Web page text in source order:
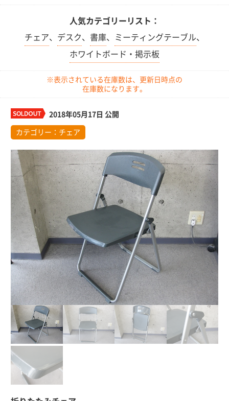
人気カテゴリーリスト：
チェア、 デスク、 書庫、 ミーティングテーブル、
ホワイトボード・掲示板
※表示されている在庫数は、更新日時点の
在庫数になります。
2018年05月17日 公開
カテゴリー： チェア